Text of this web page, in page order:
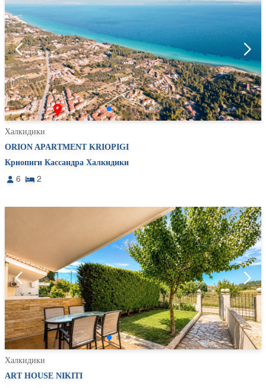
Халкидики
ORION APARTMENT KRIOPIGI
Криопиги Кассандра Халкидики
6 2
Халкидики
ART HOUSE NIKITI